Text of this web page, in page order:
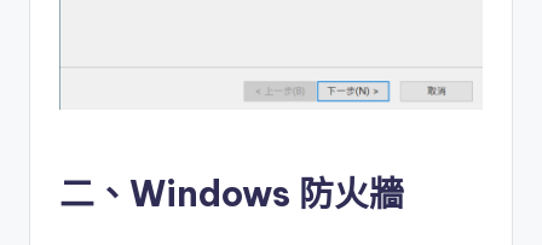
二、Windows 防火牆